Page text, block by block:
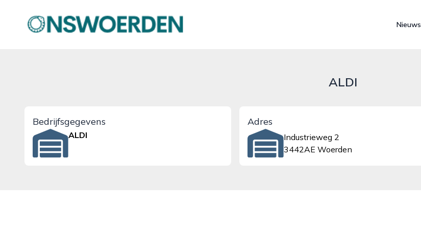
onswoerden.nl
Nieuws
ALDI
Bedrijfsgegevens
ALDI
Adres
Industrieweg 2
3442AE Woerden